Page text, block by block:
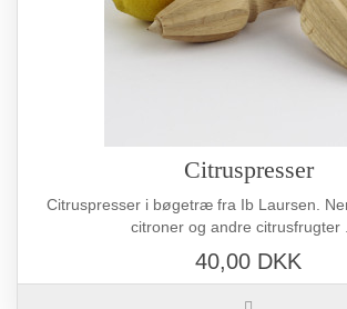
Citruspresser
Citruspresser i bøgetræ fra Ib Laursen.
citroner og andre citrusfrugter
40,00 DKK